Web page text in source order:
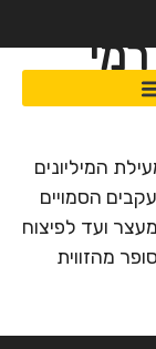
המיליונים
הסמויים
ועד לפיצוח
מהזווית